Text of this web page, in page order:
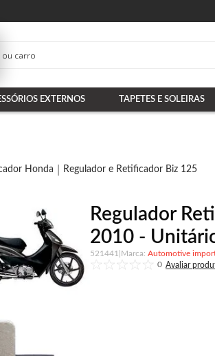
EXTERNOS TAPETES E SOLEIRAS
Honda Regulador e Retificador Biz 125
Regulador
2010 -
521441
Automotive
0